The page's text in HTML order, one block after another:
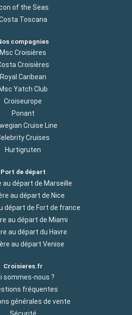
of the Seas
Toscana
compagnies
Msc Croisières
Croisières
Royal Caribean
Msc Yatch Club
Croiseurope
Ponant
Cruise Line
Cruises
Hurtigruten
Port de départ
au départ de Marseille
au départ de Nice
départ de Fort de france
au départ de Miami
au départ du Havre
au départ Venise
Croisieres.fr
sommes-nous ?
fréquentes
générales de vente
Sécurité